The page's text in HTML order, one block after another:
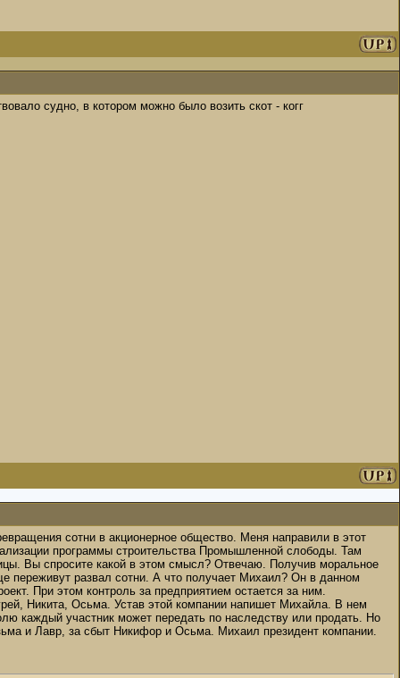
судно, в котором можно было возить скот - когг
сотни в акционерное общество. Меня направили в этот
программы строительства Промышленной слободы. Там
Вы спросите какой в этом смысл? Отвечаю. Получив моральное
переживут развал сотни. А что получает Михаил? Он в данном
При этом контроль за предприятием остается за ним.
Никита, Осьма. Устав этой компании напишет Михайла. В нем
каждый участник может передать по наследству или продать. Но
и Лавр, за сбыт Никифор и Осьма. Михаил президент компании.